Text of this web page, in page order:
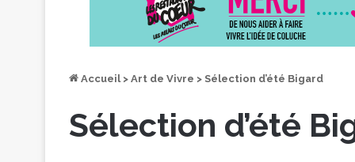
Accueil > Art de Vivre > Sélection d’été Bigard
Sélection d’été